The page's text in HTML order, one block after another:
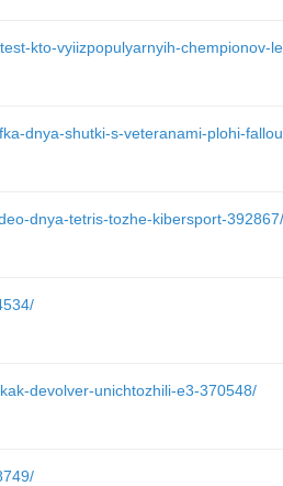
kto-vyiizpopulyarnyih-chempionov-
dnya-shutki-s-veteranami-plohi-
dnya-tetris-tozhe-kibersport-392867/
devolver-unichtozhili-e3-370548/